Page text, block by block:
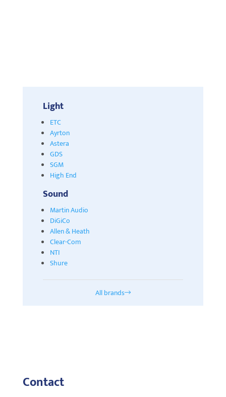
Light
ETC
Ayrton
Astera
GDS
SGM
High End
Sound
Martin Audio
DiGiCo
Allen & Heath
Clear-Com
NTI
Shure
All brands
Contact